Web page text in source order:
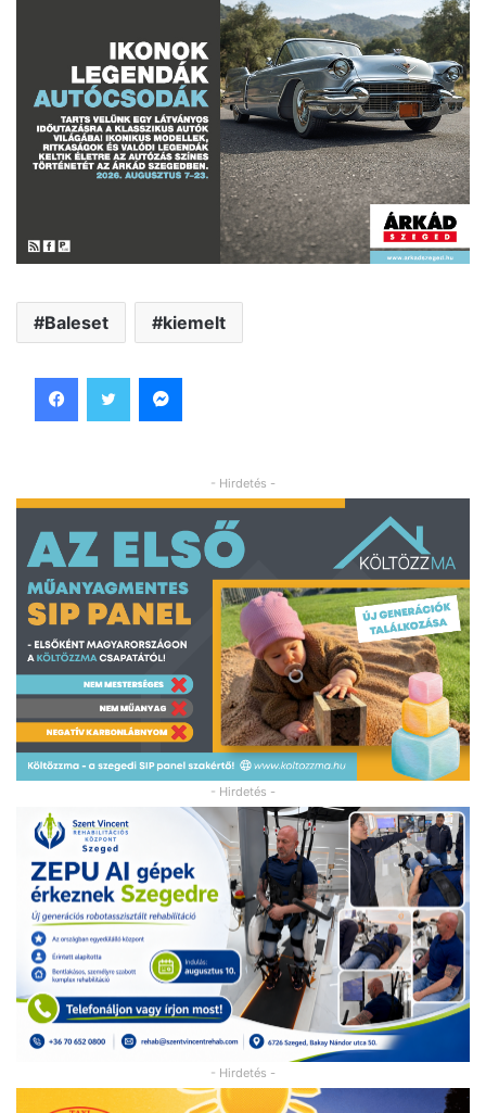
Baleset kiemelt
- Hirdetés -
- Hirdetés -
- Hirdetés -